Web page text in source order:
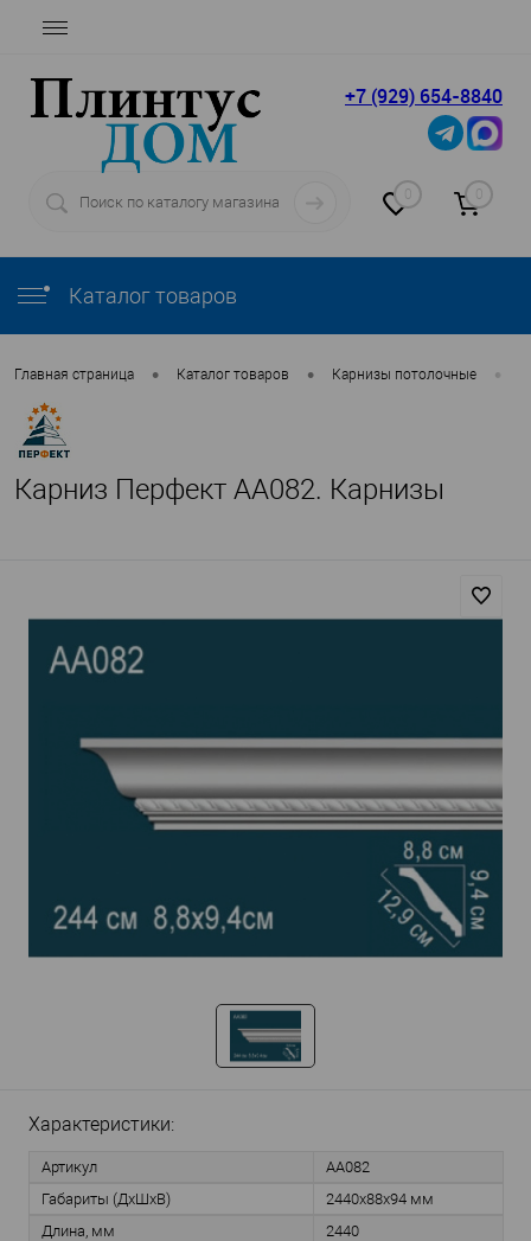
+7 (929) 654-8840
0 0
Каталог товаров
Главная страница • Каталог товаров • Карнизы потолочные •
Карниз Перфект AA082. Карнизы
Характеристики:
Артикул
AA082
Габариты (ДхШхВ)
2440х88х94 мм
Длина, мм
2440